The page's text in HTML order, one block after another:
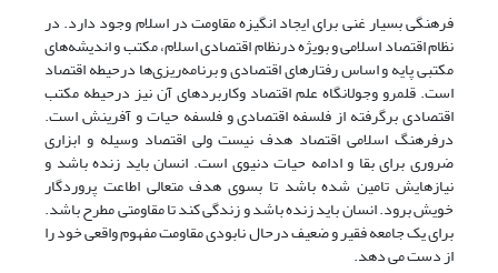
فرهنگی بسیار غنی برای ایجاد انگیزه مقاومت در اسلام وجود دارد. در
نظام اقتصاد اسلامی و بویژه درنظام اقتصادی اسلام، مکتب و اندیشه‌های
مکتبی پایه و اساس رفتارهای اقتصادی و برنامه‌ریزی‌ها درحیطه اقتصاد
است. قلمرو وجولانگاه علم اقتصاد وکاربردهای آن نیز درحیطه مکتب
اقتصادی برگرفته از فلسفه اقتصادی و فلسفه حیات و آفرینش است.
درفرهنگ اسلامی اقتصاد هدف نیست ولی اقتصاد وسیله‌ و ابزاری
ضروری برای بقا و ادامه حیات دنیوی است. انسان باید زنده باشد و
نیازهایش تامین شده باشد تا بسوی هدف متعالی اطاعت پروردگار
خویش برود. انسان باید زنده باشد و زندگی کند تا مقاومتی مطرح باشد.
برای یک جامعه فقیر و ضعیف درحال نابودی مقاومت مفهوم واقعی خود را
از دست می دهد.